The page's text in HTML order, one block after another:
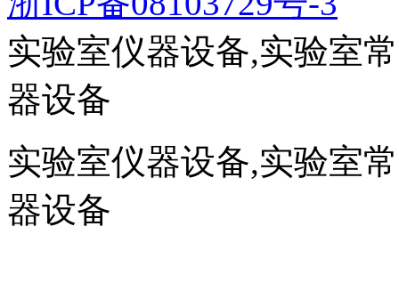
实验室仪器设备,实验室
器设备
实验室仪器设备,实验室
器设备